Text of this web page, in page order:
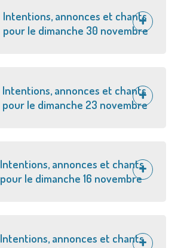
Intentions, annonces et chants
pour le dimanche 30 novembre
Intentions, annonces et chants
pour le dimanche 23 novembre
Intentions, annonces et chants
pour le dimanche 16 novembre
Intentions, annonces et chants